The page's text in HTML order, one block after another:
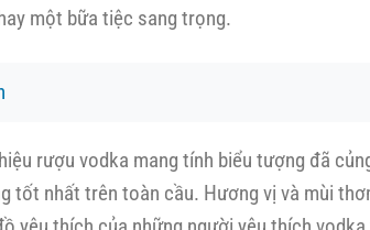
một bữa tiệc sang trọng.
rượu vodka mang tính biểu tượng đã
tốt nhất trên toàn cầu. Hương vị và mùi